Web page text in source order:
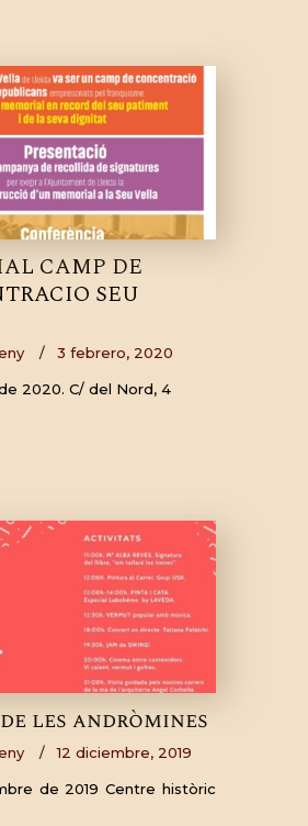
CAMP DE
SEU
3 febrero, 2020
2020. C/ del Nord, 4
les andròmines
12 diciembre, 2019
de 2019 Centre històric